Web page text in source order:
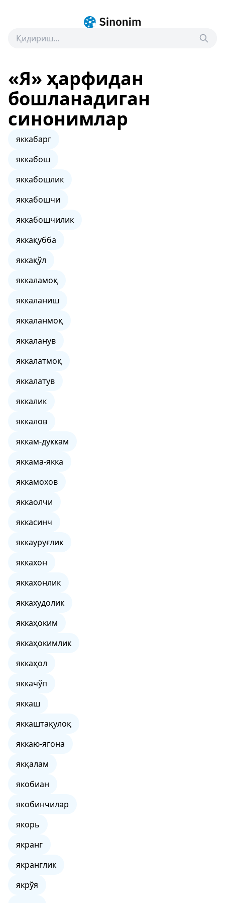
«Я» ҳарфидан
бошланадиган
синонимлар
яккабарг
яккабош
яккабошлик
яккабошчи
яккабошчилик
яккақубба
яккақўл
яккаламоқ
яккаланиш
яккаланмоқ
яккаланув
яккалатмоқ
яккалатув
яккалик
яккалов
яккам-дуккам
яккама-якка
яккамохов
яккаолчи
яккасинч
яккауруғлик
яккахон
яккахонлик
яккахудолик
яккаҳоким
яккаҳокимлик
яккаҳол
яккачўп
яккаш
яккаштақулоқ
яккаю-ягона
якқалам
якобиан
якобинчилар
якорь
якранг
якранглик
якрўя